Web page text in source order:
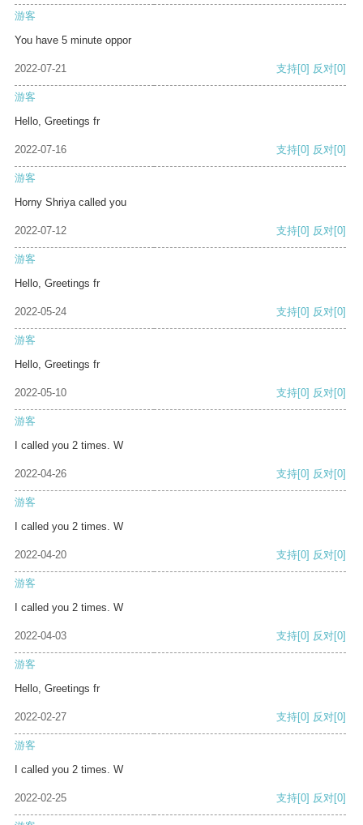
游客
You have 5 minute oppor
2022-07-21 支持[0] 反对[0]
游客
Hello, Greetings fr
2022-07-16 支持[0] 反对[0]
游客
Horny Shriya called you
2022-07-12 支持[0] 反对[0]
游客
Hello, Greetings fr
2022-05-24 支持[0] 反对[0]
游客
Hello, Greetings fr
2022-05-10 支持[0] 反对[0]
游客
I called you 2 times. W
2022-04-26 支持[0] 反对[0]
游客
I called you 2 times. W
2022-04-20 支持[0] 反对[0]
游客
I called you 2 times. W
2022-04-03 支持[0] 反对[0]
游客
Hello, Greetings fr
2022-02-27 支持[0] 反对[0]
游客
I called you 2 times. W
2022-02-25 支持[0] 反对[0]